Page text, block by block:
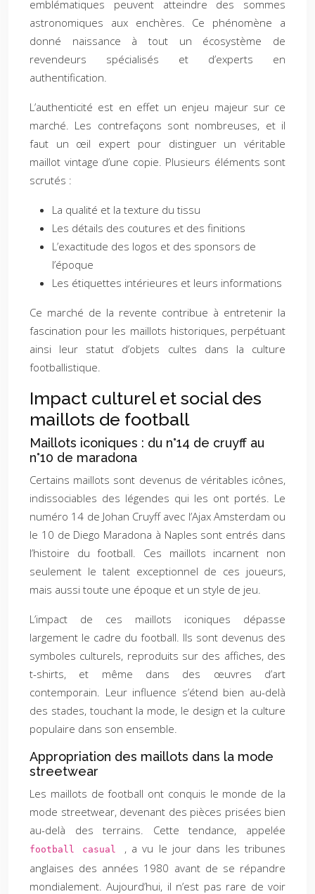
emblématiques peuvent atteindre des sommes
astronomiques aux enchères. Ce phénomène a
donné naissance à tout un écosystème de
revendeurs spécialisés et d’experts en
authentification.
L’authenticité est en effet un enjeu majeur sur ce
marché. Les contrefaçons sont nombreuses, et il
faut un œil expert pour distinguer un véritable
maillot vintage d’une copie. Plusieurs éléments sont
scrutés :
La qualité et la texture du tissu
Les détails des coutures et des finitions
L’exactitude des logos et des sponsors de
l’époque
Les étiquettes intérieures et leurs informations
Ce marché de la revente contribue à entretenir la
fascination pour les maillots historiques, perpétuant
ainsi leur statut d’objets cultes dans la culture
footballistique.
Impact culturel et social des
maillots de football
Maillots iconiques : du n°14 de cruyff au
n°10 de maradona
Certains maillots sont devenus de véritables icônes,
indissociables des légendes qui les ont portés. Le
numéro 14 de Johan Cruyff avec l’Ajax Amsterdam ou
le 10 de Diego Maradona à Naples sont entrés dans
l’histoire du football. Ces maillots incarnent non
seulement le talent exceptionnel de ces joueurs,
mais aussi toute une époque et un style de jeu.
L’impact de ces maillots iconiques dépasse
largement le cadre du football. Ils sont devenus des
symboles culturels, reproduits sur des affiches, des
t-shirts, et même dans des œuvres d’art
contemporain. Leur influence s’étend bien au-delà
des stades, touchant la mode, le design et la culture
populaire dans son ensemble.
Appropriation des maillots dans la mode
streetwear
Les maillots de football ont conquis le monde de la
mode streetwear, devenant des pièces prisées bien
au-delà des terrains. Cette tendance, appelée
football casual , a vu le jour dans les tribunes
anglaises des années 1980 avant de se répandre
mondialement. Aujourd’hui, il n’est pas rare de voir